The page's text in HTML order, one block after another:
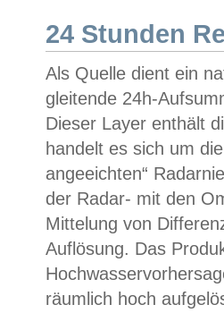
24 Stunden
Als Quelle dient ein
gleitende 24h-
Dieser Layer enthält
handelt es sich um
angeeichten“
der Radar- mit den
Mittelung von
Auflösung. Das
räumlich hoch